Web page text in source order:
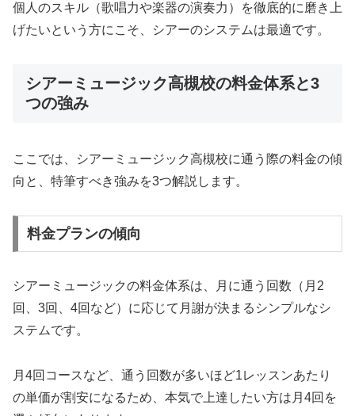
個人のスキル（歌唱力や楽器の演奏力）を徹底的に磨き上
げたいという方にこそ、シアーのシステムは最適です。
シアーミュージック高槻校の料金体系と3
つの強み
ここでは、シアーミュージック高槻校に通う際の料金の傾
向と、特筆すべき強みを3つ解説します。
料金プランの傾向
シアーミュージックの料金体系は、月に通う回数（月2
回、3回、4回など）に応じて月謝が決まるシンプルなシ
ステムです。
月4回コースなど、通う回数が多いほど1レッスンあたり
の単価が割安になるため、本気で上達したい方は月4回を